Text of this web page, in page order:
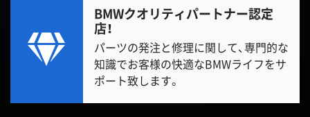
BMWクオリティパートナー認定
店！
パーツの発注と修理に関して、専門的な
知識でお客様の快適なBMWライフをサ
ポート致します。